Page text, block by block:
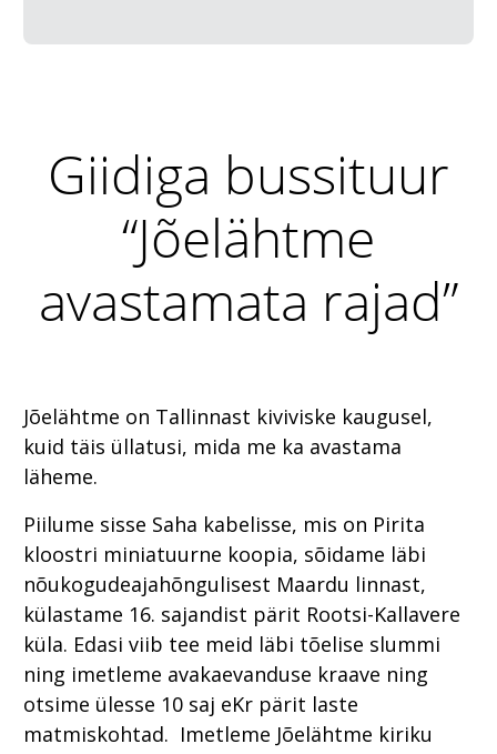
Giidiga bussituur
“Jõelähtme
avastamata rajad”
Jõelähtme on Tallinnast kiviviske kaugusel,
kuid täis üllatusi, mida me ka avastama
läheme.
Piilume sisse Saha kabelisse, mis on Pirita
kloostri miniatuurne koopia, sõidame läbi
nõukogudeajahõngulisest Maardu linnast,
külastame 16. sajandist pärit Rootsi-Kallavere
küla. Edasi viib tee meid läbi tõelise slummi
ning imetleme avakaevanduse kraave ning
otsime ülesse 10 saj eKr pärit laste
matmiskohtad. Imetleme Jõelähtme kiriku